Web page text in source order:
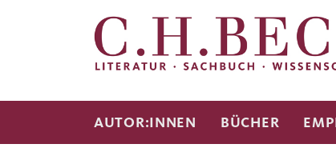
AUTOR:INNEN BÜCHER